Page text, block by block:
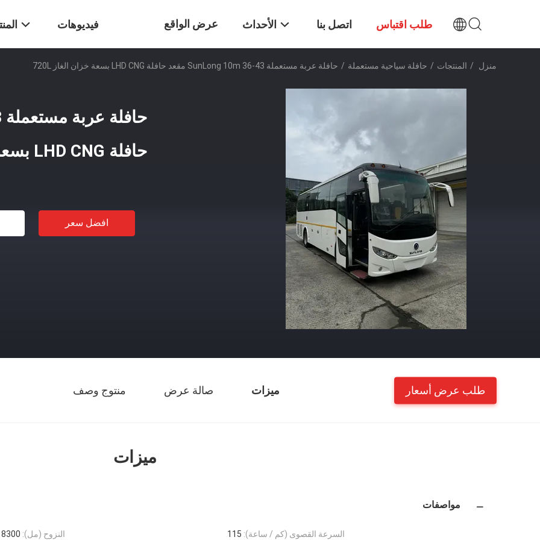
فيديوهات عرض الواقع
الافتراضي
الأحداث اتصل بنا طلب اقتباس
منزل / المنتجات / حافلة سياحية مستعملة / حافلة عربة مستعملة SunLong 10m 36-43 مقعد حافلة LHD CNG بسعة خزان الغاز 720L
حافلة LHD CNG بسعة خزان الغاز 720L
افضل سعر
ميزات صالة عرض منتوج وصف طلب عرض أسعار
ميزات
مواصفات
النزوح (مل): 8300 السرعة القصوى (كم / ساعة): 115